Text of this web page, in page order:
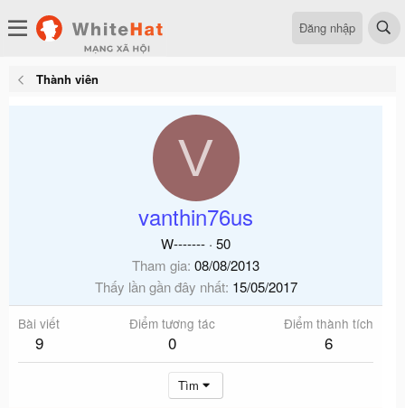
Đăng nhập
Thành viên
V
vanthin76us
W------- · 50
Tham gia 08/08/2013
Thấy lần gần đây nhất 15/05/2017
Bài viết
9
Điểm tương tác
0
Điểm thành tích
6
Tìm